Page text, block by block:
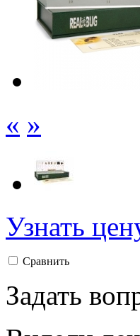
« »
Узнать
Сравнить
Задать